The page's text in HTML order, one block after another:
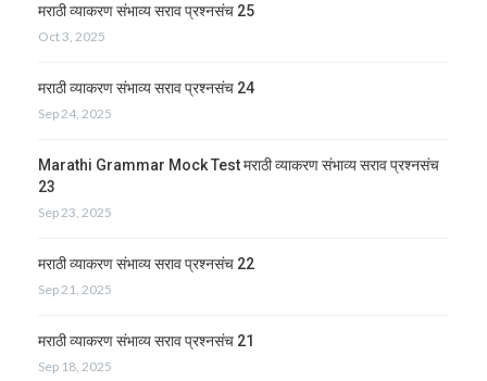
मराठी व्याकरण संभाव्य सराव प्रश्नसंच 25
Oct 3, 2025
मराठी व्याकरण संभाव्य सराव प्रश्नसंच 24
Sep 24, 2025
Marathi Grammar Mock Test मराठी व्याकरण संभाव्य सराव प्रश्नसंच
23
Sep 23, 2025
मराठी व्याकरण संभाव्य सराव प्रश्नसंच 22
Sep 21, 2025
मराठी व्याकरण संभाव्य सराव प्रश्नसंच 21
Sep 18, 2025